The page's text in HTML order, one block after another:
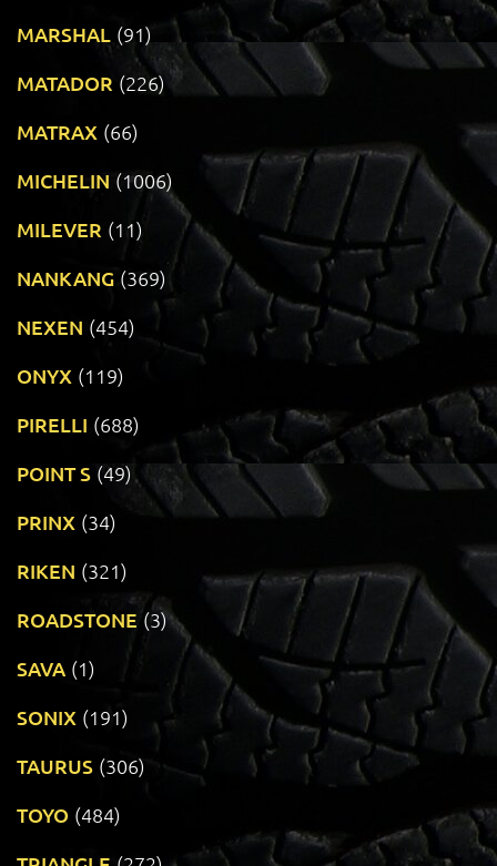
MARSHAL (91)
MATADOR (226)
MATRAX (66)
MICHELIN (1006)
MILEVER (11)
NANKANG (369)
NEXEN (454)
ONYX (119)
PIRELLI (688)
POINT S (49)
PRINX (34)
RIKEN (321)
ROADSTONE (3)
SAVA (1)
SONIX (191)
TAURUS (306)
TOYO (484)